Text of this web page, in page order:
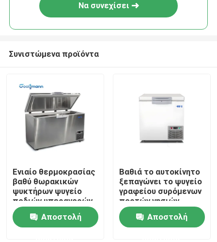
Σπίτι
Προϊόντα
Να συνεχίσει
Συνιστώμενα προϊόντα
Ενιαίο θερμοκρασίας
βαθύ θωρακικών
ψυκτήρων ψυγείο
ποδιών υπεραγορών
διευθετήσιμο
Αποστολή
Βαθιά το αυτοκίνητο
ξεπαγώνει το ψυγείο
γραφείου συρόμενων
πορτών νησιών
θωρακικών
ψυκτήρωνΑποστολή